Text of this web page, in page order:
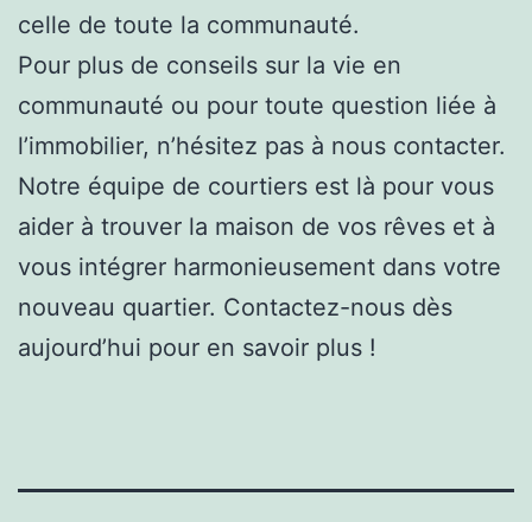
celle de toute la communauté.
Pour plus de conseils sur la vie en
communauté ou pour toute question liée à
l’immobilier, n’hésitez pas à nous contacter.
Notre équipe de courtiers est là pour vous
aider à trouver la maison de vos rêves et à
vous intégrer harmonieusement dans votre
nouveau quartier. Contactez-nous dès
aujourd’hui pour en savoir plus !